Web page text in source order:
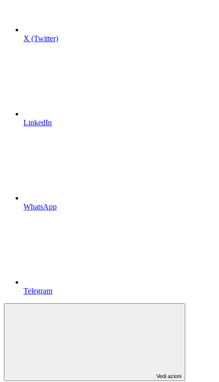
X (Twitter)
LinkedIn
WhatsApp
Telegram
Vedi azioni